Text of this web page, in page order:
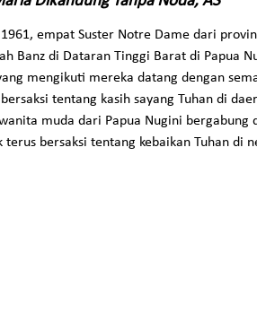
1961, empat Suster Notre Dame dari
Banz di Dataran Tinggi Barat di Papua
mengikuti mereka datang dengan
tentang kasih sayang Tuhan di
muda dari Papua Nugini bergabung
terus bersaksi tentang kebaikan Tuhan di